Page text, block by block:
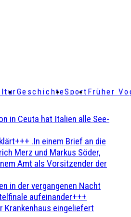
GeschichteSport Früher
in Ceuta hat Italien alle See-
.In einem Brief an die
Merz und Markus Söder,
Amt als Vorsitzender der
in der vergangenen Nacht
aufeinander+++
Krankenhaus eingeliefert